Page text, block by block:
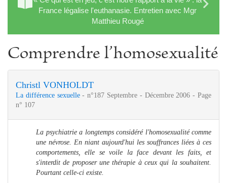
France légalise l'euthanasie. Entretien avec Mgr
Matthieu Rougé
Comprendre l’homosexualité
Christl VONHOLDT
La différence sexuelle- n°187 Septembre - Décembre 2006 - Page
n° 107
La psychiatrie a longtemps considéré l'homosexualité comme
une névrose. En niant aujourd'hui les souffrances liées à ces
comportements, elle se voile la face devant les faits, et
s'interdit de proposer une thérapie à ceux qui la souhaitent.
Pourtant celle-ci existe.